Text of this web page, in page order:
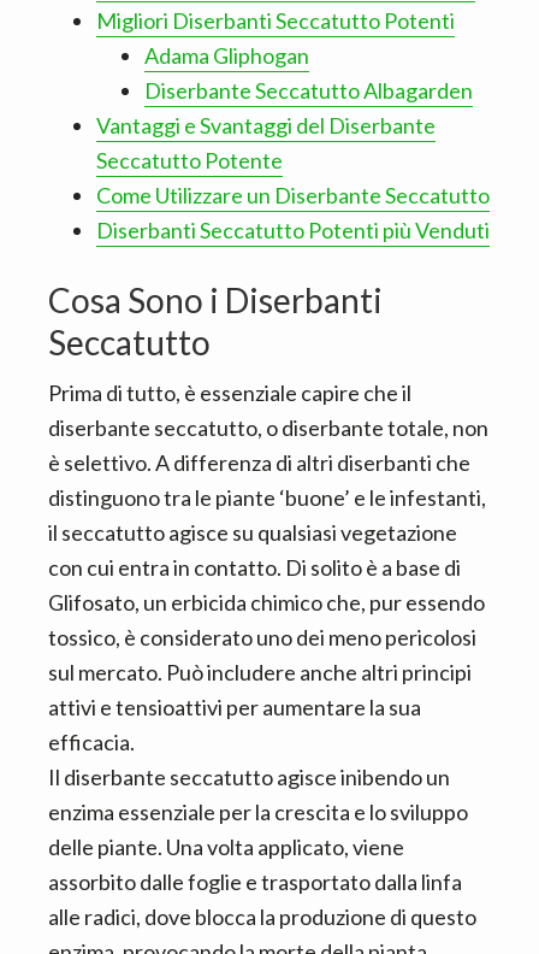
Migliori Diserbanti Seccatutto Potenti
Adama Gliphogan
Diserbante Seccatutto Albagarden
Vantaggi e Svantaggi del Diserbante
Seccatutto Potente
Come Utilizzare un Diserbante Seccatutto
Diserbanti Seccatutto Potenti più Venduti
Cosa Sono i Diserbanti
Seccatutto
Prima di tutto, è essenziale capire che il
diserbante seccatutto, o diserbante totale, non
è selettivo. A differenza di altri diserbanti che
distinguono tra le piante ‘buone’ e le infestanti,
il seccatutto agisce su qualsiasi vegetazione
con cui entra in contatto. Di solito è a base di
Glifosato, un erbicida chimico che, pur essendo
tossico, è considerato uno dei meno pericolosi
sul mercato. Può includere anche altri principi
attivi e tensioattivi per aumentare la sua
efficacia.
Il diserbante seccatutto agisce inibendo un
enzima essenziale per la crescita e lo sviluppo
delle piante. Una volta applicato, viene
assorbito dalle foglie e trasportato dalla linfa
alle radici, dove blocca la produzione di questo